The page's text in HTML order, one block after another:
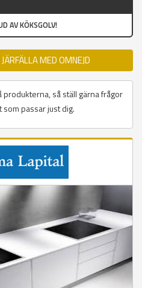
AV KÖKSGOLV!
MED OMNEJD
så ställ gärna frågor
passar just dig.